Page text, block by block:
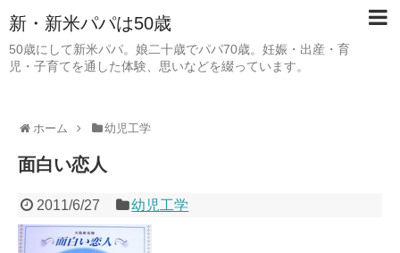
新・新米パパは50歳
50歳にして新米パパ。娘二十歳でパパ70歳。妊娠・出産・育
児・子育てを通した体験、思いなどを綴っています。
ホーム 幼児工学
面白い恋人
2011/6/27 幼児工学